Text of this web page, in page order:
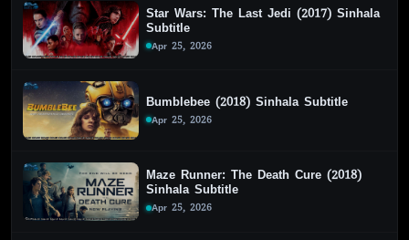
Star Wars: The Last Jedi (2017) Sinhala
Subtitle
Apr 25, 2026
Bumblebee (2018) Sinhala Subtitle
Apr 25, 2026
Maze Runner: The Death Cure (2018)
Sinhala Subtitle
Apr 25, 2026